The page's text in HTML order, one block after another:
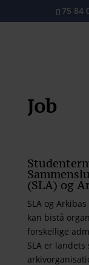
75 84
Job
(SLA) og
SLA og
kan bistå
forskellige
SLA er